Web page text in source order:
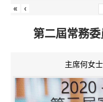
« ‹
第二屆常務
主席何女